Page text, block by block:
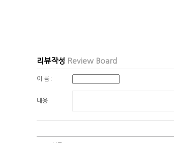
리뷰작성 Review Board
이 름 :
내용